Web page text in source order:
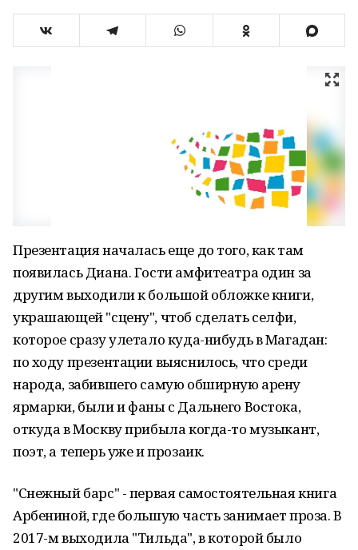
Презентация началась еще до того, как там
появилась Диана. Гости амфитеатра один за
другим выходили к большой обложке книги,
украшающей "сцену", чтоб сделать селфи,
которое сразу улетало куда-нибудь в Магадан:
по ходу презентации выяснилось, что среди
народа, забившего самую обширную арену
ярмарки, были и фаны с Дальнего Востока,
откуда в Москву прибыла когда-то музыкант,
поэт, а теперь уже и прозаик.
"Снежный барс" - первая самостоятельная книга
Арбениной, где большую часть занимает проза. В
2017-м выходила "Тильда", в которой было